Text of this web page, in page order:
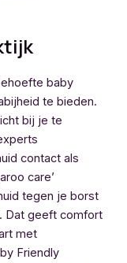
baby
te bieden.
bij je te
contact als
care’
tegen je borst
Dat geeft comfort
met
Friendly